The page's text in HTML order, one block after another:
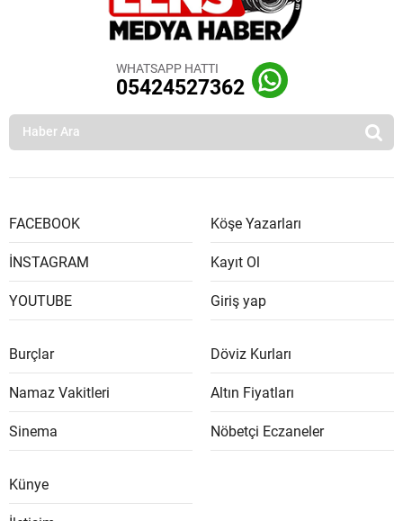
WHATSAPP HATTI
05424527362
FACEBOOK
İNSTAGRAM
YOUTUBE
Köşe Yazarları
Kayıt Ol
Giriş yap
Burçlar
Namaz Vakitleri
Sinema
Döviz Kurları
Altın Fiyatları
Nöbetçi Eczaneler
Künye